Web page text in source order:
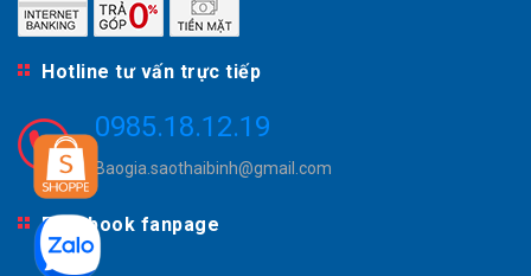
Hotline tư vấn trực tiếp
0985.18.12.19
Baogia.saothaibinh@gmail.com
Facebook fanpage